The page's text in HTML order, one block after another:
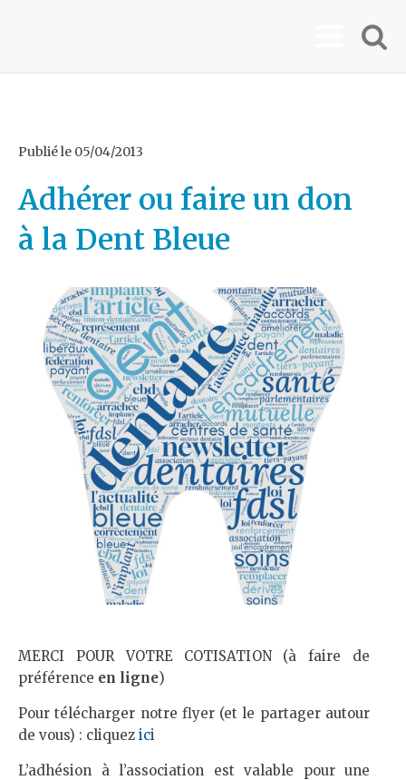
Publié le 05/04/2013
Adhérer ou faire un don
à la Dent Bleue
MERCI POUR VOTRE COTISATION (à faire de
préférence en ligne)
Pour télécharger notre flyer (et le partager autour
de vous) : cliquez ici
L’adhésion à l’association est valable pour une